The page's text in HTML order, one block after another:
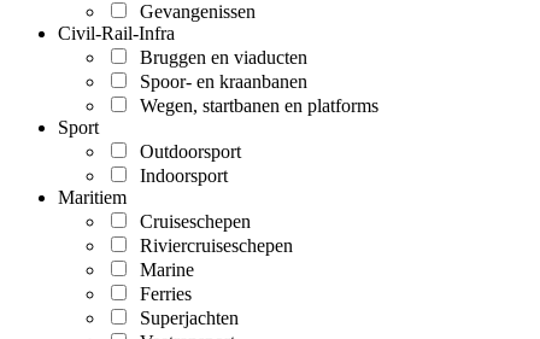
Gevangenissen
Civil-Rail-Infra
Bruggen en viaducten
Spoor- en kraanbanen
Wegen, startbanen en platforms
Sport
Outdoorsport
Indoorsport
Maritiem
Cruiseschepen
Riviercruiseschepen
Marine
Ferries
Superjachten